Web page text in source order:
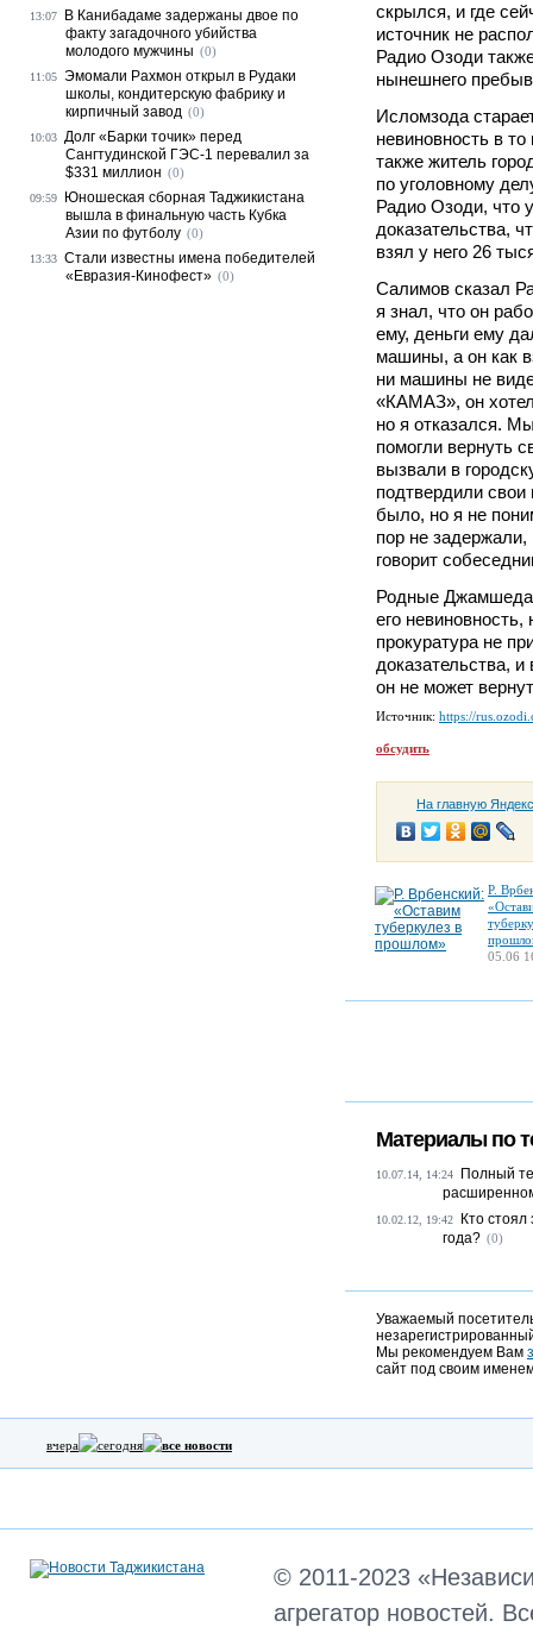
скрылся, и где
источник не
Радио Озоди
нынешнего
Исломзода
невиновность в
также житель
по уголовному
Радио Озоди, что
доказательства,
взял у него 26
Салимов сказал
я знал, что он
ему, деньги ему
машины, а он как
ни машины не
«КАМАЗ», он хотел
но я отказался.
помогли вернуть
вызвали в
подтвердили свои
было, но я не
пор не задержали,
говорит
Родные Джамшеда
его
прокуратура не
доказательства,
он не может
Источник: https://
обсудить
На главную
Р.
05.06
Материалы по
10.07.14, 14:24
Полный
10.02.12, 19:42
Кто
года? (0)
Уважаемый
Мы рекомендуем Вам
сайт под своим
13:07
В Канибадаме задержаны двое по
факту загадочного убийства
молодого мужчины (0)
11:05 Эмомали Рахмон открыл в Рудаки
школы, кондитерскую фабрику и
кирпичный завод (0)
10:03 Долг «Барки точик» перед
Сангтудинской ГЭС-1 перевалил за
$331 миллион (0)
09:59
Юношеская сборная Таджикистана
вышла в финальную часть Кубка
Азии по футболу (0)
13:33 Стали известны имена победителей
«Евразия-Кинофест» (0)
вчера сегодня все новости
© 2011-2023
агрегатор новостей.